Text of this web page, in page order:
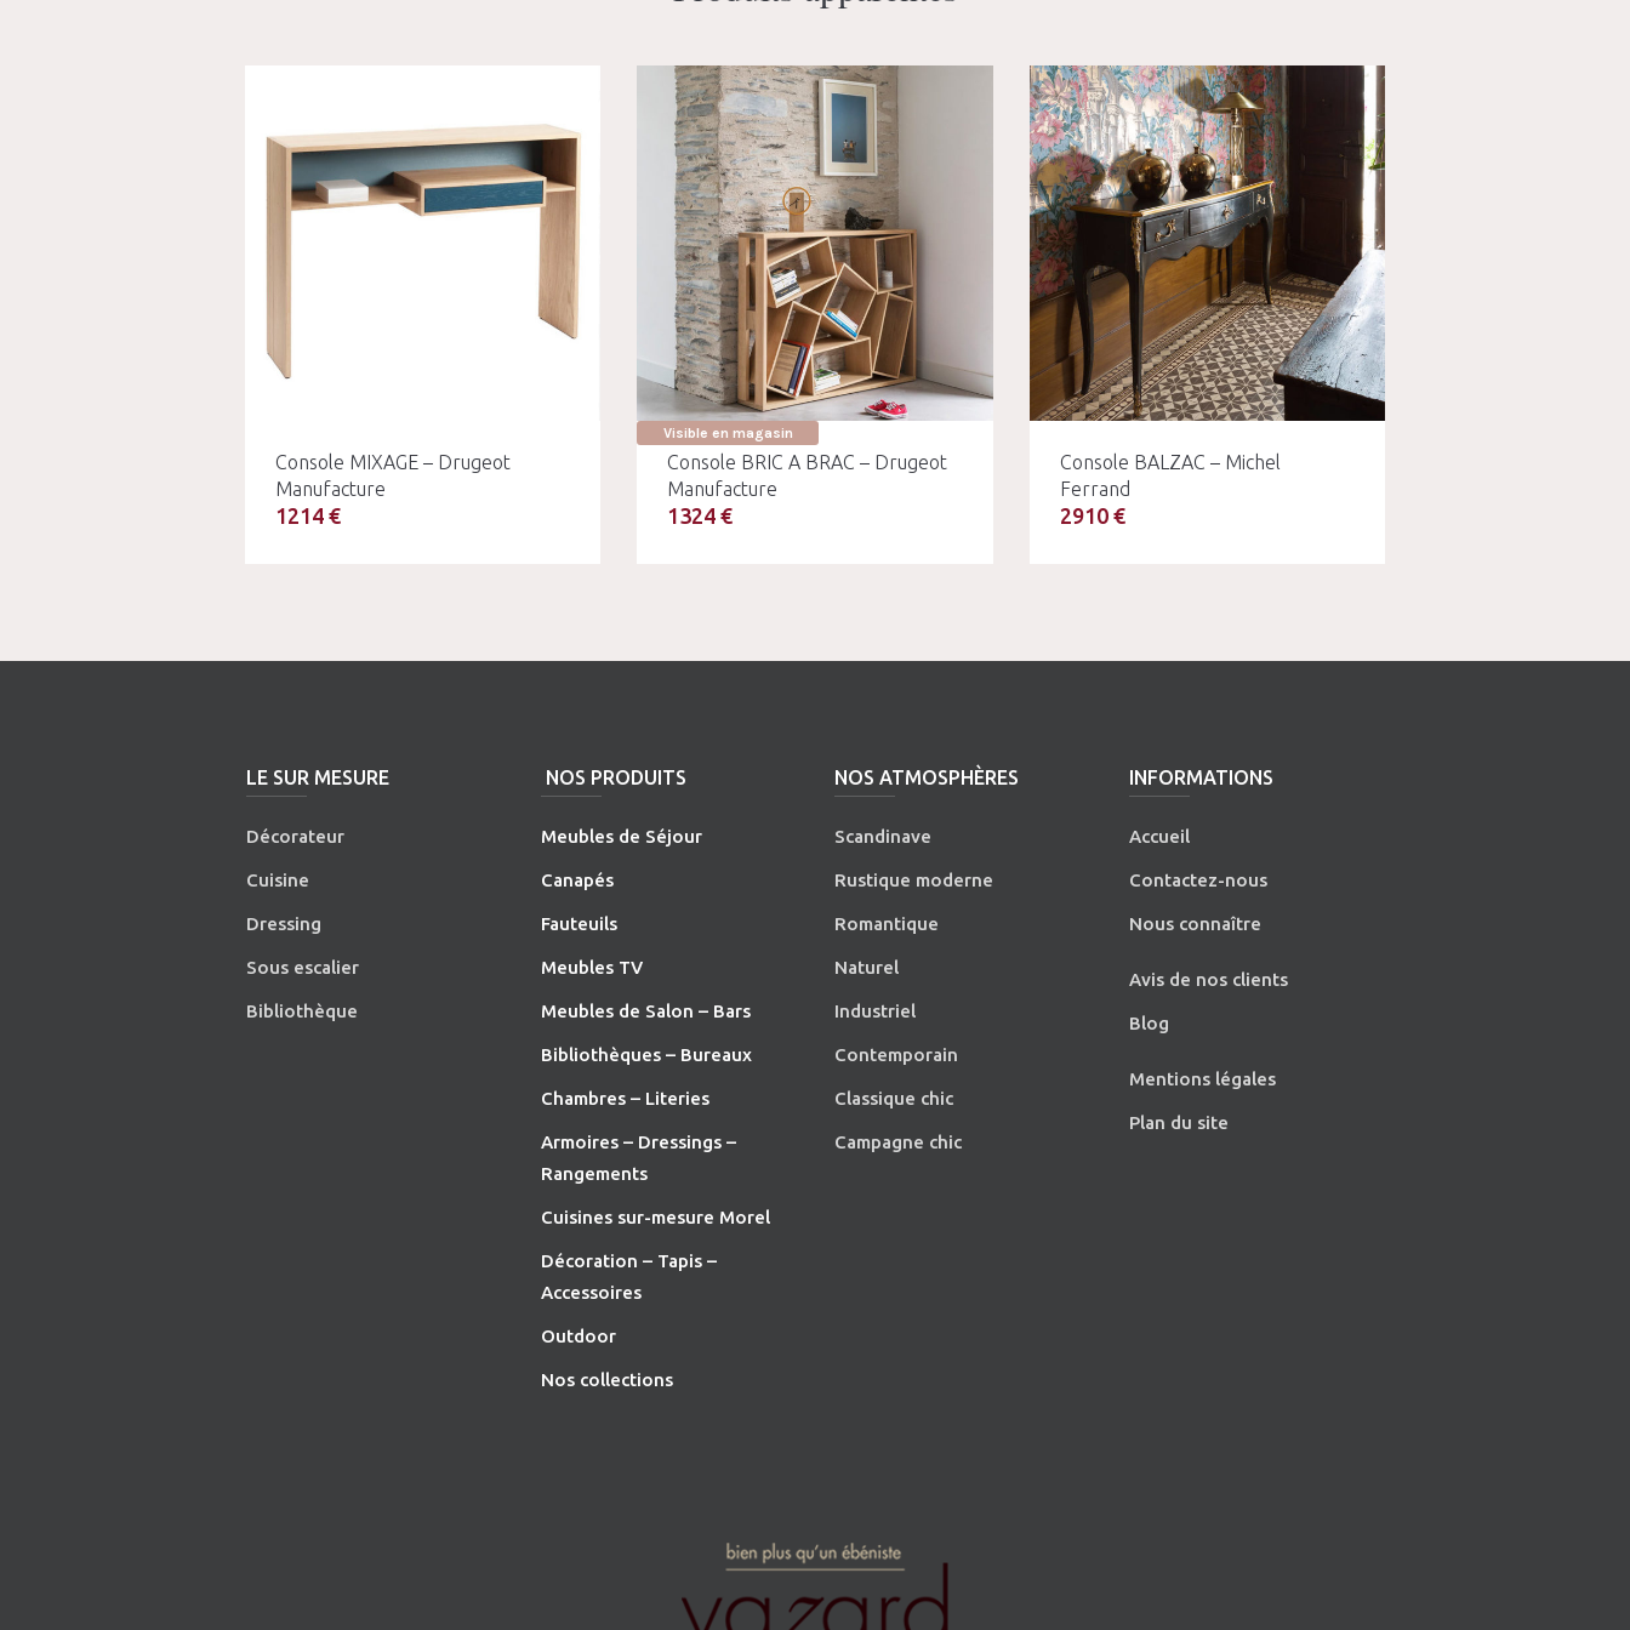
Console MIXAGE – Drugeot
Manufacture
1214 €
Visible en magasin
Console BRIC A BRAC – Drugeot
Manufacture
1324 €
Console BALZAC – Michel
Ferrand
2910 €
LE SUR MESURE
Décorateur
Cuisine
Dressing
Sous escalier
Bibliothèque
NOS PRODUITS
Meubles de Séjour
Canapés
Fauteuils
Meubles TV
Meubles de Salon – Bars
Bibliothèques – Bureaux
Chambres – Literies
Armoires – Dressings –
Rangements
Cuisines sur-mesure Morel
Décoration – Tapis –
Accessoires
Outdoor
Nos collections
NOS ATMOSPHÈRES
Scandinave
Rustique moderne
Romantique
Naturel
Industriel
Contemporain
Classique chic
Campagne chic
INFORMATIONS
Accueil
Contactez-nous
Nous connaître
Avis de nos clients
Blog
Mentions légales
Plan du site